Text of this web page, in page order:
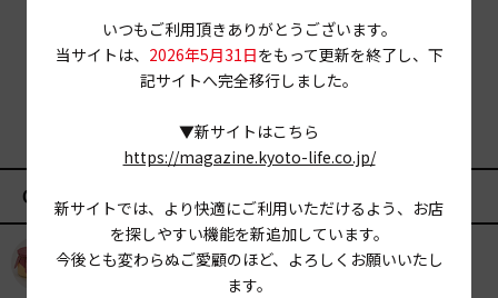
いつもご利用頂きありがとうございます。
当サイトは、 2026年5月31日をもって更新を終了し、下
記サイトへ完全移行しました。
▼新サイトはこちら
https://magazine.kyoto-life.co.jp/
新サイトでは、より快適にご利用いただけるよう、お店
を探しやすい機能を新追加しています。
今後とも変わらぬご愛顧のほど、よろしくお願いいたし
ます。
CATEGORY
KYOTO OYATSU CLUB スナックフード